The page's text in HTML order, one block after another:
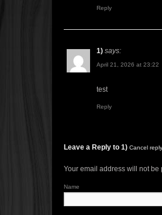
Reply
1) says:
April 21, 2026 at 23:22
test
Reply
Leave a Reply to 1) Cancel reply
Your email address will not be
Name